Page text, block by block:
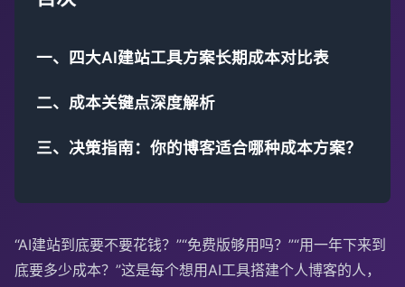
一、四大AI建站工具方案长期成本对比表
二、成本关键点深度解析
三、决策指南：你的博客适合哪种成本方案？
“AI建站到底要不要花钱？”“免费版够用吗？”“用一年下来到
底要多少成本？”这是每个想用AI工具搭建个人博客的人，